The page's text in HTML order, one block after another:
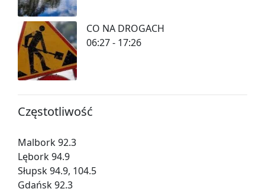
CO NA DROGACH
06:27 - 17:26
Częstotliwość
Malbork 92.3
Lębork 94.9
Słupsk 94.9, 104.5
Gdańsk 92.3